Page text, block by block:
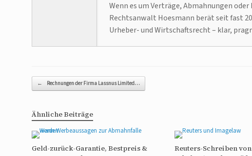
Wenn es um Verträge, Abmahnungen
Rechtsanwalt Hoesmann berät seit fast
Urheber- und Wirtschaftsrecht – klar,
Beitragsnavigation
← Rechnungen der Firma Lassnus Limited…
Ähnliche Beiträge
Geld-zurück-Garantie, Bestpreis &
Reuters-Schreiben